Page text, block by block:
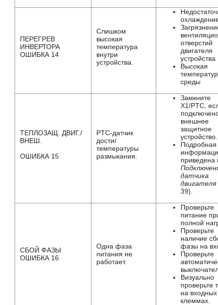
ПЕРЕГРЕВ
ИНВЕРТОРА
ОШИБКА 14
Слишком
высокая
температура
внутри
устройства.
отверстий
двигателя
устройства
Высокая
среды
ТЕПЛОЗАЩ. ДВИГ./
ВНЕШ.
ОШИБКА 15
PTC-датчик
достиг
температуры
размыкания.
Замкните
X1/PTC,
внешнее
защитное
устройство.
Подробная
приведена
датчика
двигателя
39).
СБОЙ ФАЗЫ
ОШИБКА 16
Одна фаза
питания не
работает.
Проверьте
питание
полной
Проверьте
наличие
фазы на
Проверьте
Визуально
проверьте
на входных
клеммах.